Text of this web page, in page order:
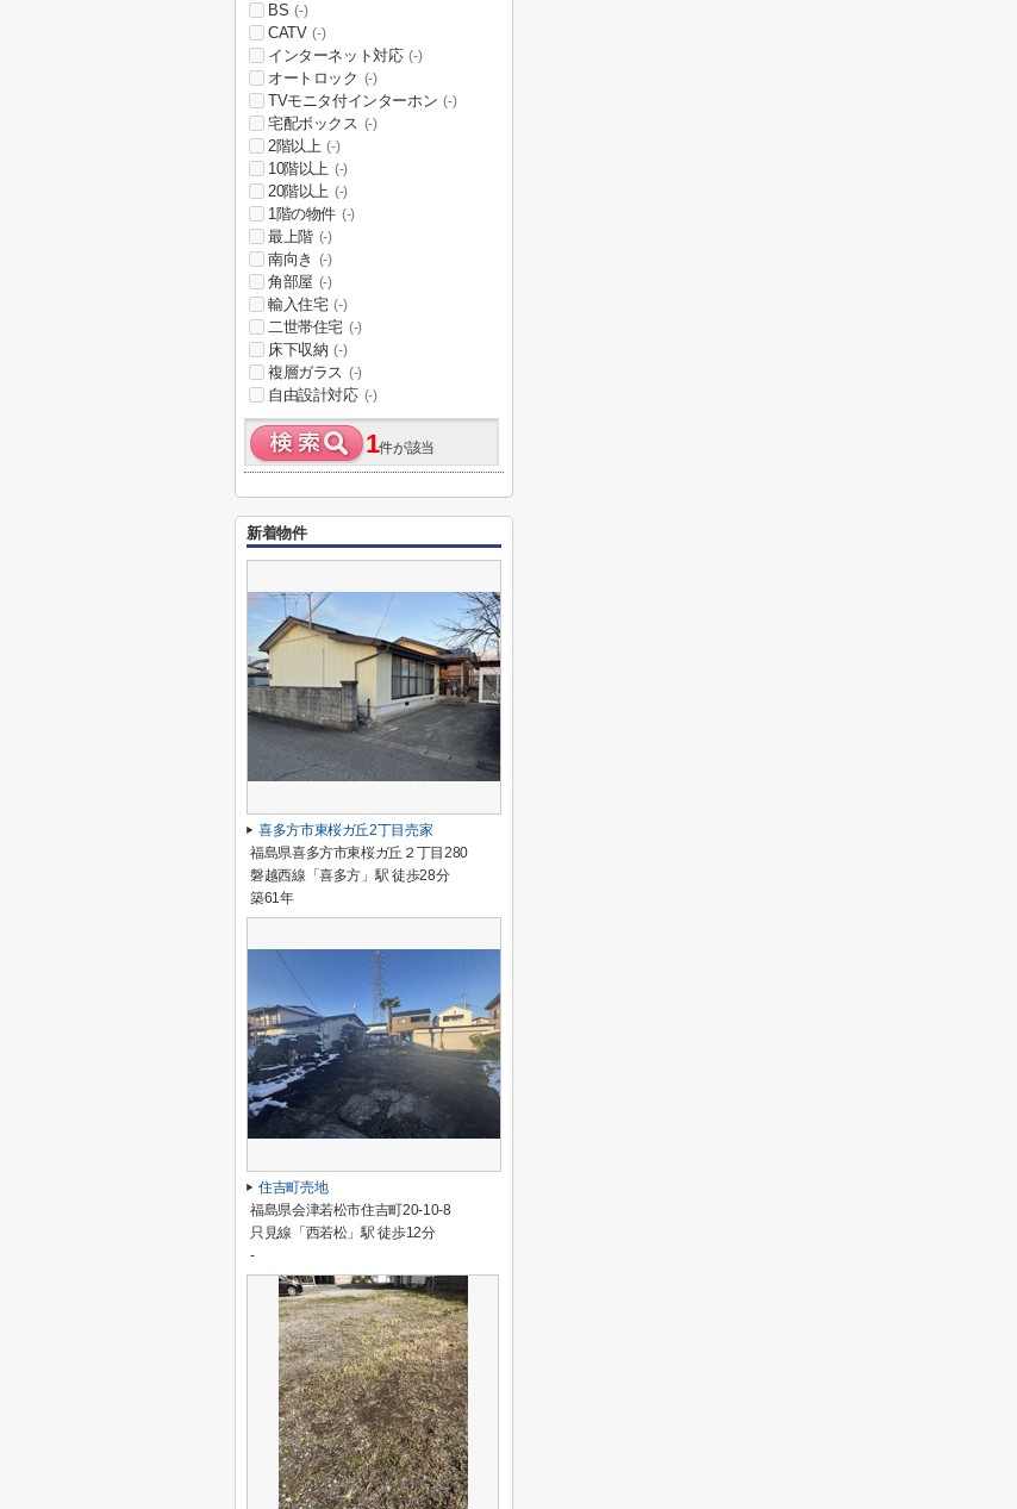
BS (-)
CATV (-)
インターネット対応 (-)
オートロック (-)
TVモニタ付インターホン (-)
宅配ボックス (-)
2階以上 (-)
10階以上 (-)
20階以上 (-)
1階の物件 (-)
最上階 (-)
南向き (-)
角部屋 (-)
輸入住宅 (-)
二世帯住宅 (-)
床下収納 (-)
複層ガラス (-)
自由設計対応 (-)
1件が該当
新着物件
喜多方市東桜ガ丘2丁目売家
福島県喜多方市東桜ガ丘２丁目280
磐越西線「喜多方」駅 徒歩28分
築61年
住吉町売地
福島県会津若松市住吉町20-10-8
只見線「西若松」駅 徒歩12分
-